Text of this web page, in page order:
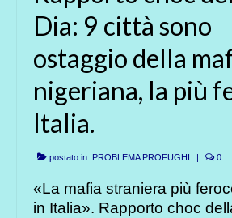
Dia: 9 città sono
ostaggio della
nigeriana, la più
Italia.
postato in: PROBLEMA PROFUGHI | 0
«La mafia straniera più
in Italia». Rapporto choc